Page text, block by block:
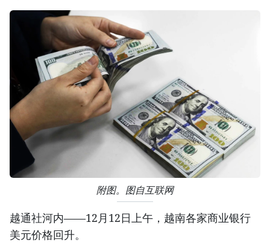
附图。图自互联网
越通社河内——12月12日上午，越南各家商业银行
美元价格回升。